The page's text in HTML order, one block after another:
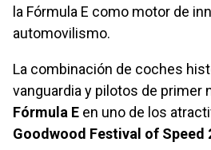
la Fórmula E como motor de
automovilismo.
La combinación de coches
vanguardia y pilotos de primer
Fórmula E en uno de los
Goodwood Festival of Speed